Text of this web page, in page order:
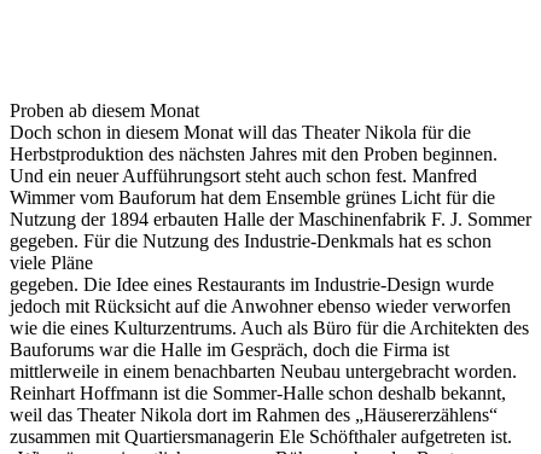
Proben ab diesem Monat
Doch schon in diesem Monat will das Theater Nikola für die
Herbstproduktion des nächsten Jahres mit den Proben beginnen.
Und ein neuer Aufführungsort steht auch schon fest. Manfred
Wimmer vom Bauforum hat dem Ensemble grünes Licht für die
Nutzung der 1894 erbauten Halle der Maschinenfabrik F. J. Sommer
gegeben. Für die Nutzung des Industrie-Denkmals hat es schon
viele Pläne
gegeben. Die Idee eines Restaurants im Industrie-Design wurde
jedoch mit Rücksicht auf die Anwohner ebenso wieder verworfen
wie die eines Kulturzentrums. Auch als Büro für die Architekten des
Bauforums war die Halle im Gespräch, doch die Firma ist
mittlerweile in einem benachbarten Neubau untergebracht worden.
Reinhart Hoffmann ist die Sommer-Halle schon deshalb bekannt,
weil das Theater Nikola dort im Rahmen des „Häusererzählens“
zusammen mit Quartiersmanagerin Ele Schöfthaler aufgetreten ist.